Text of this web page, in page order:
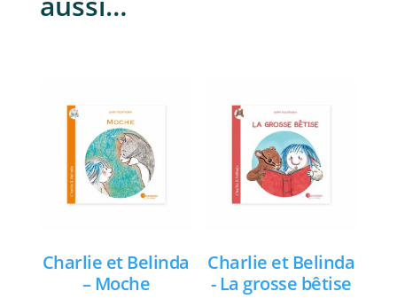
Charlie et Belinda
– Moche
Charlie et Belinda
- La grosse bêtise